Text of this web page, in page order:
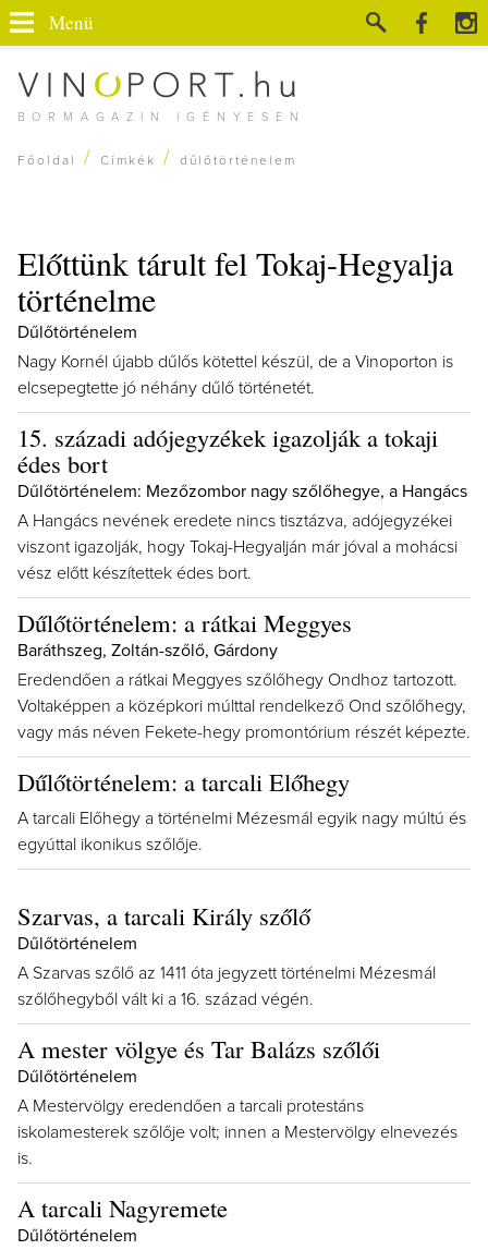
BORMAGAZIN IGÉNYESEN
Menü
Főoldal / Címkék / dűlőtörténelem
Előttünk tárult fel Tokaj-Hegyalja
történelme
Dűlőtörténelem
Nagy Kornél újabb dűlős kötettel készül, de a Vinoporton is
elcsepegtette jó néhány dűlő történetét.
15. századi adójegyzékek igazolják a tokaji
édes bort
Dűlőtörténelem: Mezőzombor nagy szőlőhegye, a Hangács
A Hangács nevének eredete nincs tisztázva, adójegyzékei
viszont igazolják, hogy Tokaj-Hegyalján már jóval a mohácsi
vész előtt készítettek édes bort.
Dűlőtörténelem: a rátkai Meggyes
Baráthszeg, Zoltán-szőlő, Gárdony
Eredendően a rátkai Meggyes szőlőhegy Ondhoz tartozott.
Voltaképpen a középkori múlttal rendelkező Ond szőlőhegy,
vagy más néven Fekete-hegy promontórium részét képezte.
Dűlőtörténelem: a tarcali Előhegy
A tarcali Előhegy a történelmi Mézesmál egyik nagy múltú és
egyúttal ikonikus szőlője.
Szarvas, a tarcali Király szőlő
Dűlőtörténelem
A Szarvas szőlő az 1411 óta jegyzett történelmi Mézesmál
szőlőhegyből vált ki a 16. század végén.
A mester völgye és Tar Balázs szőlői
Dűlőtörténelem
A Mestervölgy eredendően a tarcali protestáns
iskolamesterek szőlője volt; innen a Mestervölgy elnevezés
is.
A tarcali Nagyremete
Dűlőtörténelem